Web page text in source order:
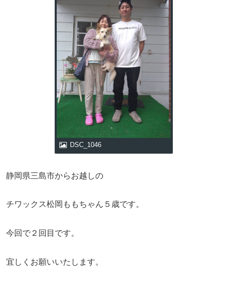
DSC_1046
静岡県三島市からお越しの
チワックス松岡ももちゃん５歳です。
今回で２回目です。
宜しくお願いいたします。